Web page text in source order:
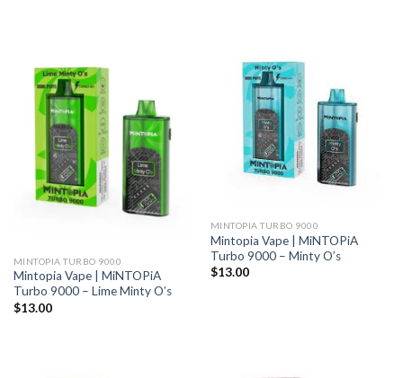
MINTOPIA TURBO 9000
Mintopia Vape | MiNTOPiA
Turbo 9000 – Lime Minty O’s
$13.00
MINTOPIA TURBO 9000
Mintopia Vape | MiNTOPiA
Turbo 9000 – Minty O’s
$13.00